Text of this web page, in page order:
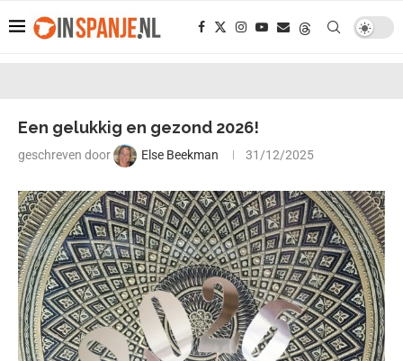
Een gelukkig en gezond 2026!
geschreven door Else Beekman 31/12/2025